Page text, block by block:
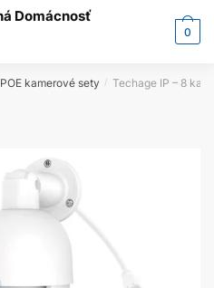
0
POE kamerové sety / Techage IP – 8